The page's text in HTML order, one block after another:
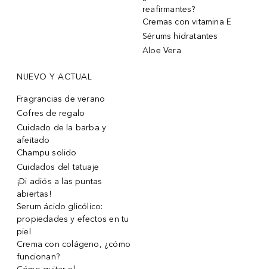
reafirmantes?
Cremas con vitamina E
Sérums hidratantes
Aloe Vera
NUEVO Y ACTUAL
Fragrancias de verano
Cofres de regalo
Cuidado de la barba y
afeitado
Champu solido
Cuidados del tatuaje
¡Di adiós a las puntas
abiertas!
Serum ácido glicólico:
propiedades y efectos en tu
piel
Crema con colágeno, ¿cómo
funcionan?